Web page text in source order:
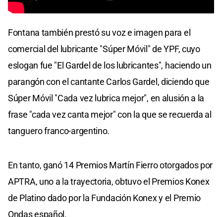
Fontana también prestó su voz e imagen para el
comercial del lubricante "Súper Móvil" de YPF, cuyo
eslogan fue "El Gardel de los lubricantes", haciendo un
parangón con el cantante Carlos Gardel, diciendo que
Súper Móvil "Cada vez lubrica mejor", en alusión a la
frase "cada vez canta mejor" con la que se recuerda al
tanguero franco-argentino.
En tanto, ganó 14 Premios Martín Fierro otorgados por
APTRA, uno a la trayectoria, obtuvo el Premios Konex
de Platino dado por la Fundación Konex y el Premio
Ondas español.